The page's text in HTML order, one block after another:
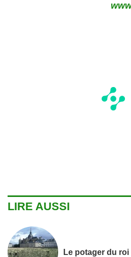
LIRE AUSSI
Le potager du roi